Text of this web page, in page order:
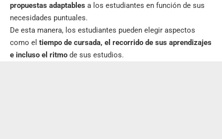
propuestas adaptables a los estudiantes en función de sus
necesidades puntuales.
De esta manera, los estudiantes pueden elegir aspectos
como el tiempo de cursada, el recorrido de sus aprendizajes
e incluso el ritmo de sus estudios.